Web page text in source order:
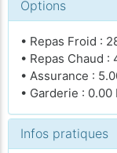
Options
• Repas Froid :
• Repas Chaud :
• Assurance :
• Garderie : 0.00
Infos pratiques